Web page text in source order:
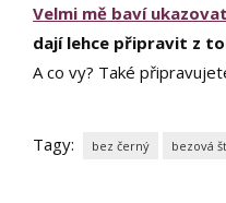
Velmi mě baví
dají lehce připravit z
A co vy? Také
Tagy: bez černý bezová